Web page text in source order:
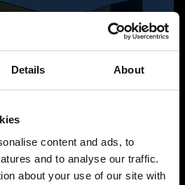
Details About
content and ads, to
and to analyse our traffic.
about your use of our site with